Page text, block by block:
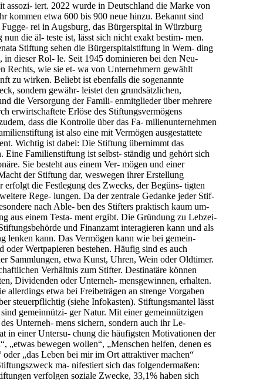
iert. 2022 wurde in Deutschland die Marke von
kommen etwa 600 bis 900 neue hinzu. Bekannt sind
rei in Augsburg, das Bürgerspital in Würzburg
die äl- teste ist, lässt sich nicht exakt bestim- men.
Stiftung sehen die Bürgerspitalstiftung in Wem- ding
dieser Rol- le. Seit 1945 dominieren bei den Neu-
Rechts, wie sie et- wa von Unternehmern gewählt
zu wirken. Beliebt ist ebenfalls die sogenannte
sondern gewähr- leistet den grundsätzlichen,
die Versorgung der Famili- enmitglieder über mehrere
erwirtschaftete Erlöse des Stiftungsvermögens
dass die Kontrolle über das Fa- milienunternehmen
ist also eine mit Vermögen ausgestattete
Wichtig ist dabei: Die Stiftung übernimmt das
Eine Familienstiftung ist selbst- ständig und gehört sich
Sie besteht aus einem Ver- mögen und einer
der Stiftung dar, weswegen ihrer Erstellung
die Festlegung des Zwecks, der Begüns- tigten
Rege- lungen. Da der zentrale Gedanke jeder Stif-
nach Able- ben des Stifters praktisch kaum um-
aus einem Testa- ment ergibt. Die Gründung zu Lebzei-
und Finanzamt interagieren kann und als
lenken kann. Das Vermögen kann wie bei gemein-
Wertpapieren bestehen. Häufig sind es auch
Sammlungen, etwa Kunst, Uhren, Wein oder Oldtimer.
Verhältnis zum Stifter. Destinatäre können
Dividenden oder Unterneh- mensgewinnen, erhalten.
etwa bei Freibeträgen an strenge Vorgaben
steuerpflichtig (siehe Infokasten). Stiftungsmantel lässt
gemeinnützi- ger Natur. Mit einer gemeinnützigen
Unterneh- mens sichern, sondern auch ihr Le-
in einer Untersu- chung die häufigsten Motivationen der
„etwas bewegen wollen“, „Menschen helfen, denen es
„das Leben bei mir im Ort attraktiver machen“
ma- nifestiert sich das folgendermaßen:
verfolgen soziale Zwecke, 33,1% haben sich